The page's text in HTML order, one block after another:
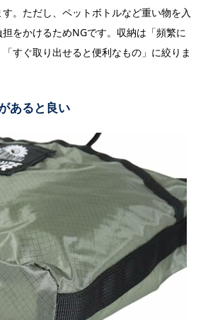
。ただし、ペットボトルなど重い物を入
をかけるためNGです。収納は「頻繁に
すぐ取り出せると便利なもの」に絞りま
あると良い